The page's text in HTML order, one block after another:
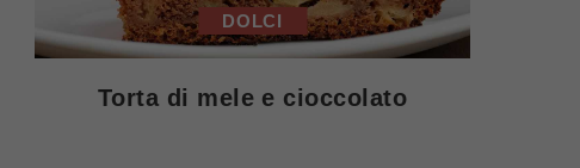
DOLCI
Torta di mele e cioccolato